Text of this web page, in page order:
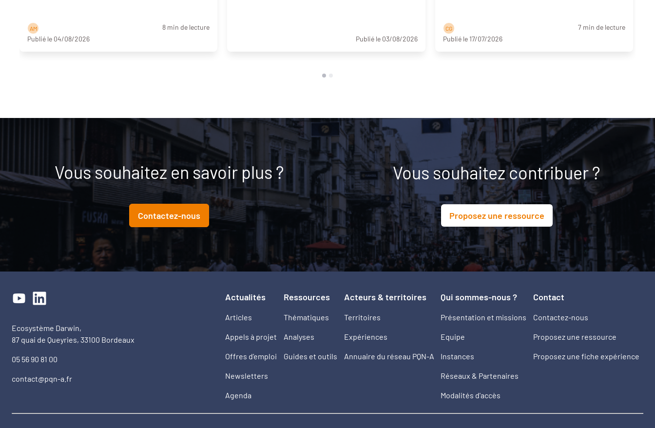
A M
8 min de lecture
Publié le 04/08/2026
Publié le 03/08/2026
C G
7 min de lecture
Publié le 17/07/2026
Vous souhaitez en savoir plus ?
Contactez-nous
Vous souhaitez contribuer ?
Proposez une ressource
Ecosystème Darwin,
87 quai de Queyries, 33100 Bordeaux
05 56 90 81 00
contact@pqn-a.fr
Actualités
Articles
Appels à projet
Offres d’emploi
Newsletters
Agenda
Ressources
Thématiques
Analyses
Guides et outils
Acteurs & territoires
Territoires
Expériences
Annuaire du réseau PQN-A
Qui sommes-nous ?
Présentation et missions
Equipe
Instances
Réseaux & Partenaires
Modalités d'accès
Contact
Contactez-nous
Proposez une ressource
Proposez une fiche expérience